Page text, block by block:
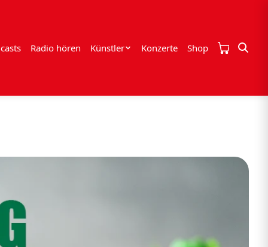
Radio hören Künstler Konzerte Shop